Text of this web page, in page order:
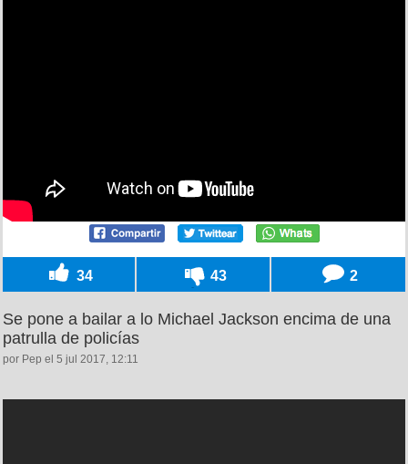
34 43 2
Se pone a bailar a lo Michael Jackson encima de una
patrulla de policías
por Pep el 5 jul 2017, 12:11